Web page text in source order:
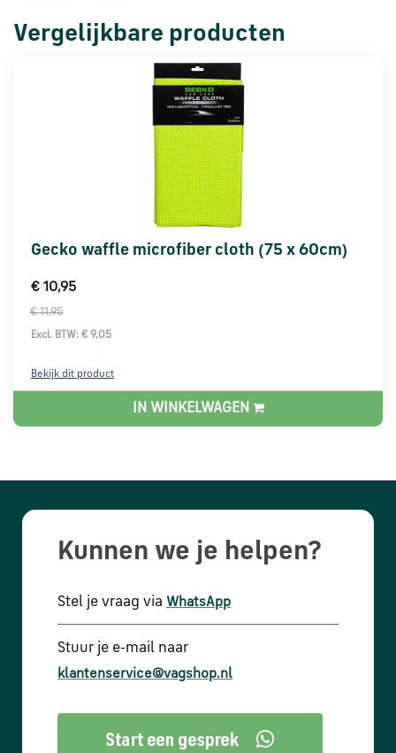
Vergelijkbare producten
Gecko waffle microfiber cloth (75 x 60cm)
€ 10,95
€ 11,95
Excl. BTW: € 9,05
Bekijk dit product
IN WINKELWAGEN
Kunnen we je helpen?
Stel je vraag via WhatsApp
Stuur je e-mail naar
klantenservice@vagshop.nl